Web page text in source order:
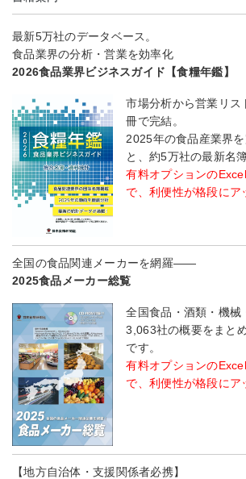
最新5万社のデータベース。
食品業界の分析・営業を効率化
2026食品業界ビジネスガイド【食糧年鑑】
市場分析から営業リス
冊で完結。
2025年の食品産業界
と、約5万社の最新名
有料オプションの
で、利便性が格段にア
全国の食品関連メーカーを網羅――
2025食品メーカー総覧
全国食品・酒類・機械
3,063社の概要をまと
です。
有料オプションの
で、利便性が格段にア
【地方自治体・支援関係者必携】